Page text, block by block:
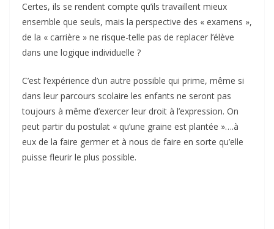
Certes, ils se rendent compte qu’ils travaillent mieux
ensemble que seuls, mais la perspective des « examens »,
de la « carrière » ne risque-telle pas de replacer l’élève
dans une logique individuelle ?
C’est l’expérience d’un autre possible qui prime, même si
dans leur parcours scolaire les enfants ne seront pas
toujours à même d’exercer leur droit à l’expression. On
peut partir du postulat « qu’une graine est plantée »….à
eux de la faire germer et à nous de faire en sorte qu’elle
puisse fleurir le plus possible.